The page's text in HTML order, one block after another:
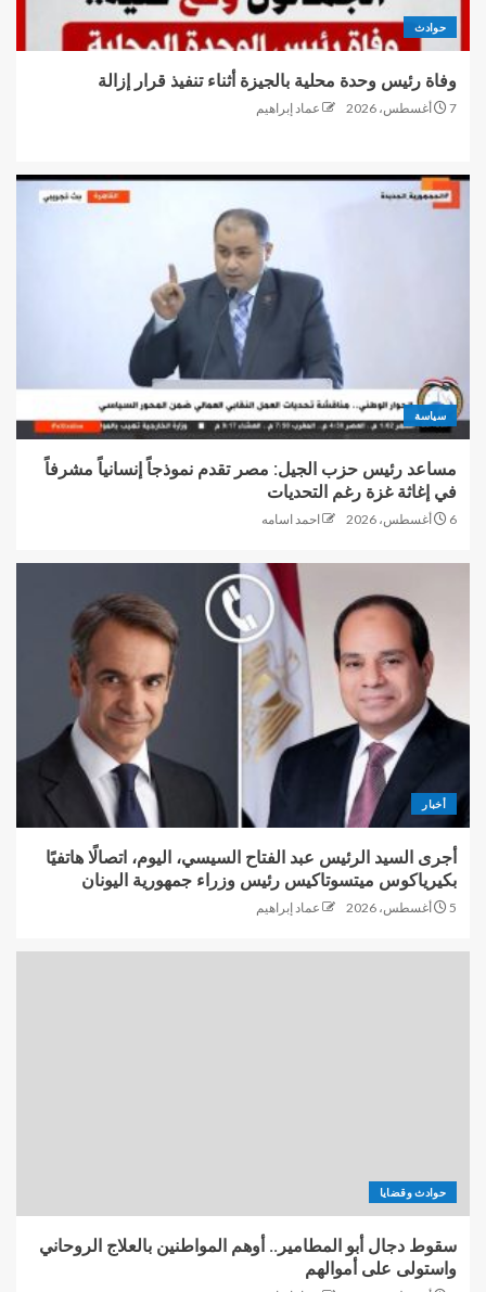
حوادث
وفاة رئيس وحدة محلية بالجيزة أثناء تنفيذ قرار إزالة
7 أغسطس، 2026 عماد إبراهيم
سياسة
مساعد رئيس حزب الجيل: مصر تقدم نموذجاً إنسانياً مشرفاً
في إغاثة غزة رغم التحديات
6 أغسطس، 2026 احمد اسامه
أخبار
أجرى السيد الرئيس عبد الفتاح السيسي، اليوم، اتصالًا هاتفيًا
بكيرياكوس ميتسوتاكيس رئيس وزراء جمهورية اليونان
5 أغسطس، 2026 عماد إبراهيم
حوادث وقضايا
سقوط دجال أبو المطامير.. أوهم المواطنين بالعلاج الروحاني
واستولى على أموالهم